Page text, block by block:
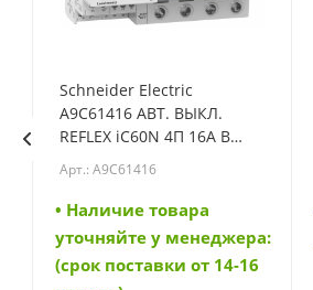
Schneider Electric
A9C61416 АВТ. ВЫКЛ.
REFLEX iC60N 4П 16A B
Арт.: A9C61416
• Наличие товара
уточняйте у менеджера:
(срок поставки от 14-16